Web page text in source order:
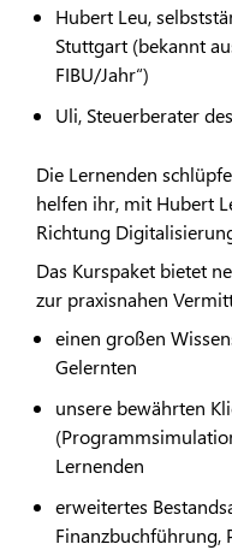
Hubert Leu,
Stuttgart (bekannt
FIBU/Jahr“)
Uli, Steuerberater
Die Lernenden
helfen ihr, mit Hubert
Richtung
Das Kurspaket bietet
zur praxisnahen
einen großen
Gelernten
unsere bewährten
Lernenden
erweitertes
Finanzbuchführung,